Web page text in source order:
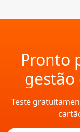
Pronto
gestão
Teste